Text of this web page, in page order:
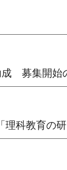
　募集開始
理科教育の